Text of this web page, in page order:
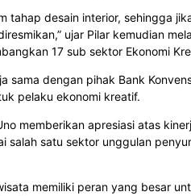
tahap desain interior, sehingga
ujar Pilar kemudian
17 sub sektor Ekonomi
sama dengan pihak Bank
pelaku ekonomi kreatif.
memberikan apresiasi atas
salah satu sektor unggulan
memiliki peran yang besar